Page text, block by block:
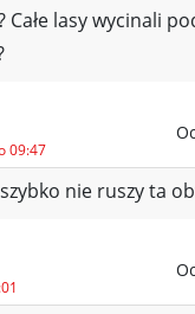
Całe lasy wycinali
09:47
nie ruszy ta